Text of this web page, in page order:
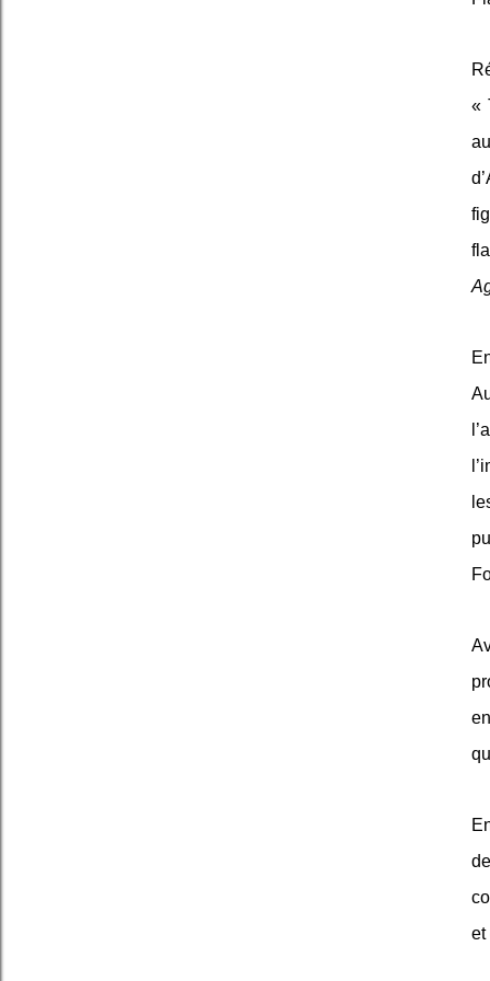
«
l’
et